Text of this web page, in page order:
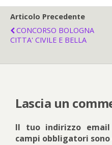
Articolo Precedente
CONCORSO BOLOGNA
CITTA' CIVILE E BELLA
Lascia un
Il tuo indirizzo email
campi obbligatori